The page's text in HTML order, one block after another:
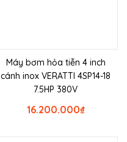
Máy bơm hỏa tiễn 4 inch
cánh inox VERATTI 4SP14-18
7.5HP 380V
₫
16.200.000